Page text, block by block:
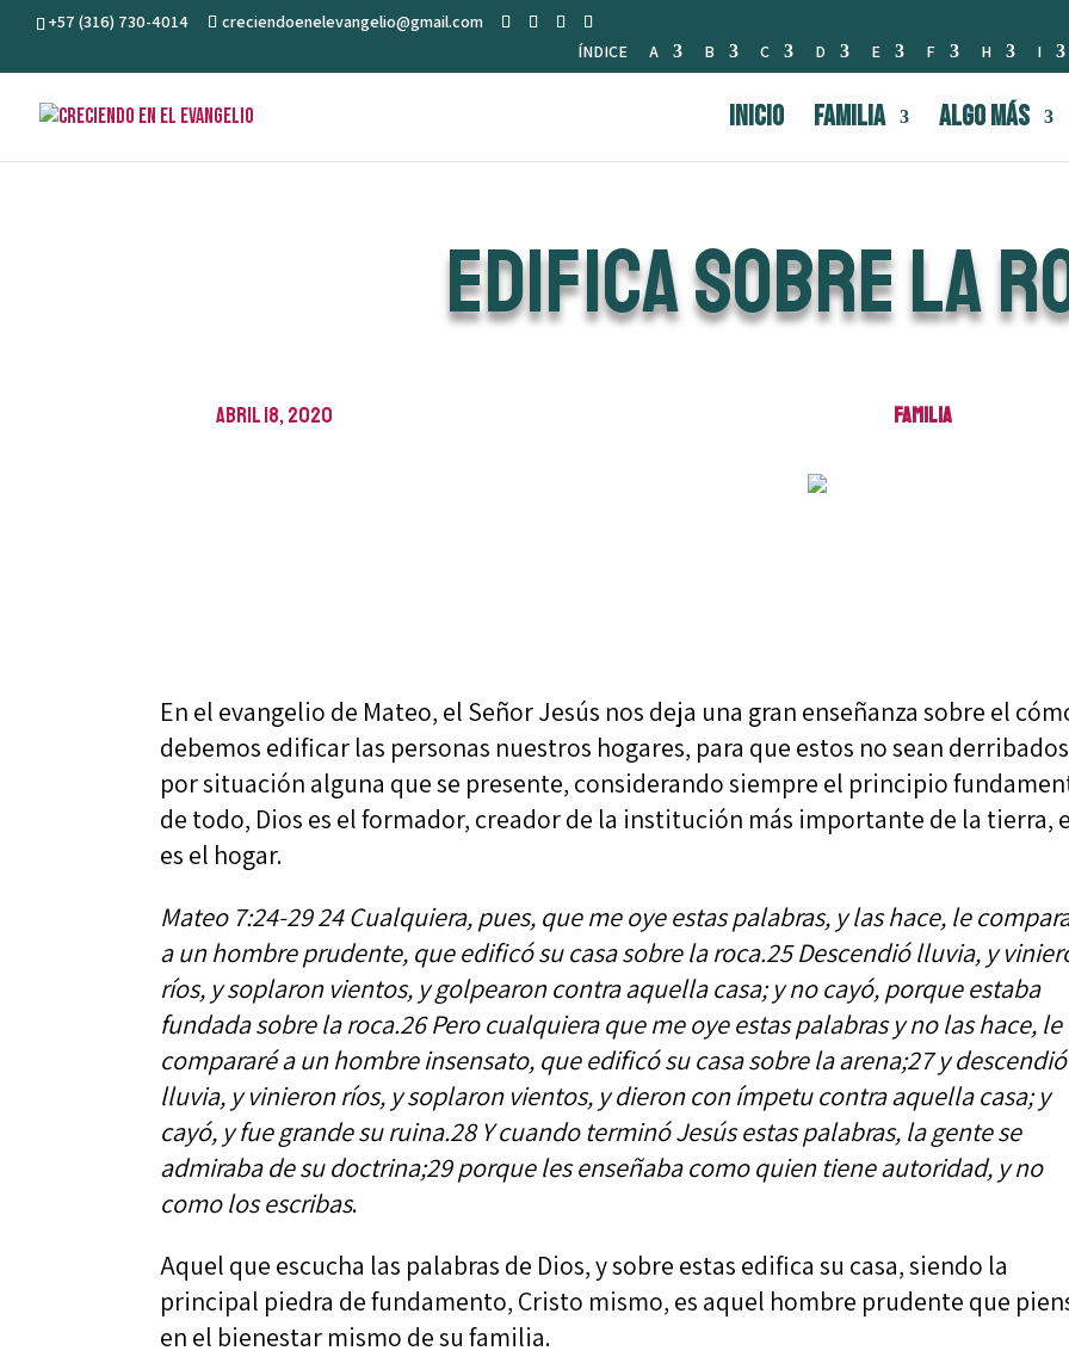
+57 (316) 730-4014
creciendoenelevangelio@gmail.com
ÍNDICE
A B C D E F H I
INICIO FAMILIA Algo Más
Edifica sobre la
abril 18, 2020 Familia
En el evangelio de Mateo, el Señor Jesús nos deja una gran enseñanza sobre el
debemos edificar las personas nuestros hogares, para que estos no sean derribados
por situación alguna que se presente, considerando siempre el principio
de todo, Dios es el formador, creador de la institución más importante de la tierra,
es el hogar.
Mateo 7:24-29 24 Cualquiera, pues, que me oye estas palabras, y las hace, le
a un hombre prudente, que edificó su casa sobre la roca.25 Descendió lluvia, y
ríos, y soplaron vientos, y golpearon contra aquella casa; y no cayó, porque estaba
fundada sobre la roca.26 Pero cualquiera que me oye estas palabras y no las hace, le
compararé a un hombre insensato, que edificó su casa sobre la arena;27 y descendió
lluvia, y vinieron ríos, y soplaron vientos, y dieron con ímpetu contra aquella casa; y
cayó, y fue grande su ruina.28 Y cuando terminó Jesús estas palabras, la gente se
admiraba de su doctrina;29 porque les enseñaba como quien tiene autoridad, y no
como los escribas.
Aquel que escucha las palabras de Dios, y sobre estas edifica su casa, siendo la
principal piedra de fundamento, Cristo mismo, es aquel hombre prudente que
en el bienestar mismo de su familia.